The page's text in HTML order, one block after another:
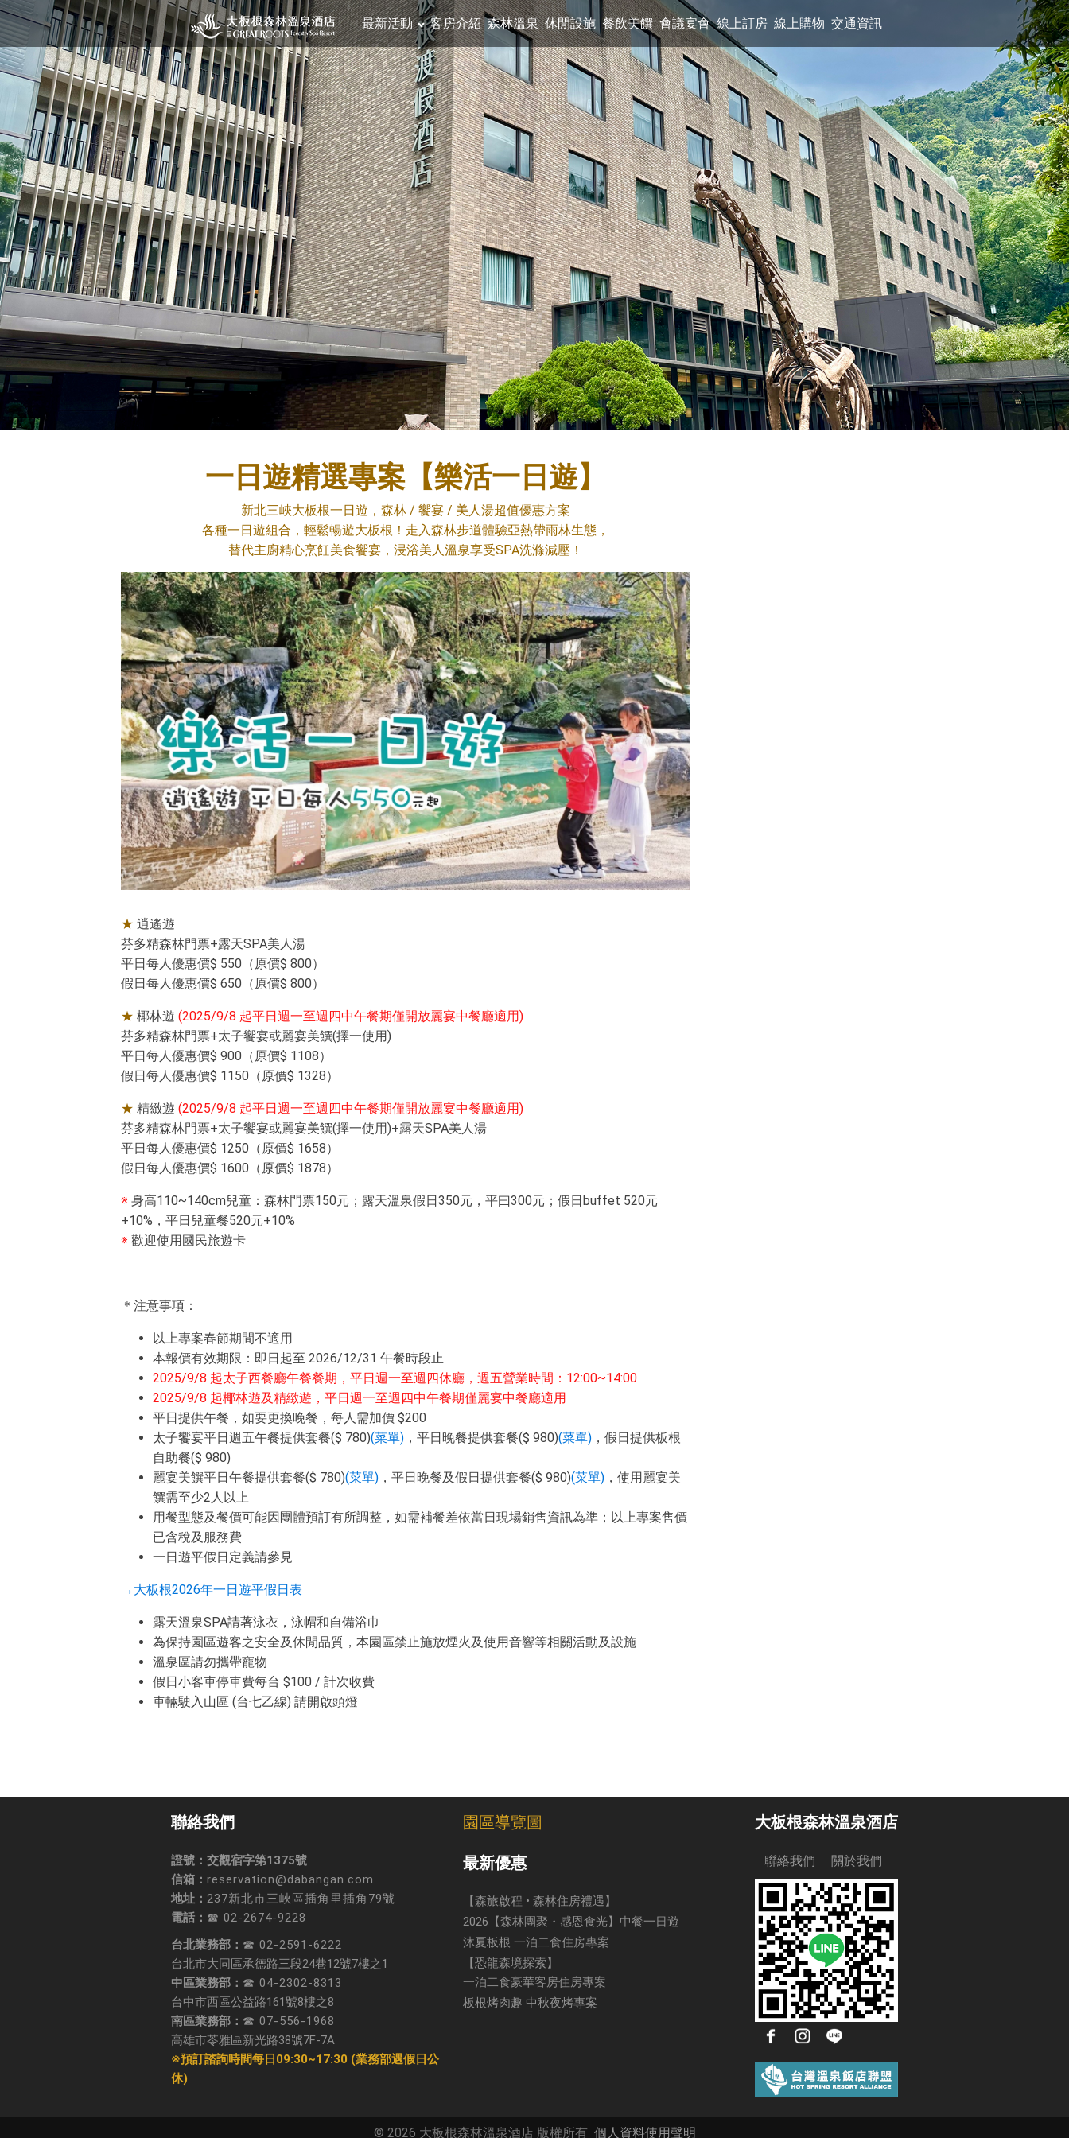
最新活動 客房介紹 森林溫泉 休閒設施 餐飲美饌 會議宴會 線上訂房 線上購物 交通資訊
一日遊精選專案【樂活一日遊】
新北三峽大板根一日遊，森林 / 饗宴 / 美人湯超值優惠方案
各種一日遊組合，輕鬆暢遊大板根！走入森林步道體驗亞熱帶雨林生態，
替代主廚精心烹飪美食饗宴，浸浴美人溫泉享受SPA洗滌減壓！
★ 逍遙遊
芬多精森林門票+露天SPA美人湯
平日每人優惠價$ 550（原價$ 800）
假日每人優惠價$ 650（原價$ 800）
★ 椰林遊 (2025/9/8 起平日週一至週四中午餐期僅開放麗宴中餐廳適用)
芬多精森林門票+太子饗宴或麗宴美饌(擇一使用)
平日每人優惠價$ 900（原價$ 1108）
假日每人優惠價$ 1150（原價$ 1328）
★ 精緻遊 (2025/9/8 起平日週一至週四中午餐期僅開放麗宴中餐廳適用)
芬多精森林門票+太子饗宴或麗宴美饌(擇一使用)+露天SPA美人湯
平日每人優惠價$ 1250（原價$ 1658）
假日每人優惠價$ 1600（原價$ 1878）
※ 身高110~140cm兒童：森林門票150元；露天溫泉假日350元，平曰300元；假日buffet 520元
+10%，平日兒童餐520元+10%
※ 歡迎使用國民旅遊卡
＊注意事項：
以上專案春節期間不適用
本報價有效期限：即日起至 2026/12/31 午餐時段止
2025/9/8 起太子西餐廳午餐餐期，平日週一至週四休廳，週五營業時間：12:00~14:00
2025/9/8 起椰林遊及精緻遊，平日週一至週四中午餐期僅麗宴中餐廳適用
平日提供午餐，如要更換晚餐，每人需加價 $200
太子饗宴平日週五午餐提供套餐($ 780)(菜單) ，平日晚餐提供套餐($ 980)(菜單) ，假日提供板根
自助餐($ 980)
麗宴美饌平日午餐提供套餐($ 780)(菜單) ，平日晚餐及假日提供套餐($ 980)(菜單) ，使用麗宴美
饌需至少2人以上
用餐型態及餐價可能因團體預訂有所調整，如需補餐差依當日現場銷售資訊為準；以上專案售價
已含稅及服務費
一日遊平假日定義請參見
→大板根2026年一日遊平假日表
露天溫泉SPA請著泳衣，泳帽和自備浴巾
為保持園區遊客之安全及休閒品質，本園區禁止施放煙火及使用音響等相關活動及設施
溫泉區請勿攜帶寵物
假日小客車停車費每台 $100 / 計次收費
車輛駛入山區 (台七乙線) 請開啟頭燈
聯絡我們
證號：交觀宿字第1375號
信箱：reservation@dabangan.com
地址：237新北市三峽區插角里插角79號
電話： ☎ 02-2674-9228
台北業務部： ☎ 02-2591-6222
台北市大同區承德路三段24巷12號7樓之1
中區業務部： ☎ 04-2302-8313
台中市西區公益路161號8樓之8
南區業務部： ☎ 07-556-1968
高雄市苓雅區新光路38號7F-7A
※預訂諮詢時間每日09:30~17:30 (業務部遇假日公
休)
園區導覽圖
最新優惠
【森旅啟程 • 森林住房禮遇】
2026【森林團聚・感恩食光】中餐一日遊
沐夏板根 一泊二食住房專案
【恐龍森境探索】
一泊二食豪華客房住房專案
板根烤肉趣 中秋夜烤專案
大板根森林溫泉酒店
聯絡我們 關於我們
© 2026 大板根森林溫泉酒店 版權所有 個人資料使用聲明